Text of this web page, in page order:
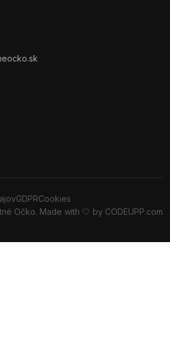
GDPRCookies
Očko. Made with 🤍 by CODEUPP.com